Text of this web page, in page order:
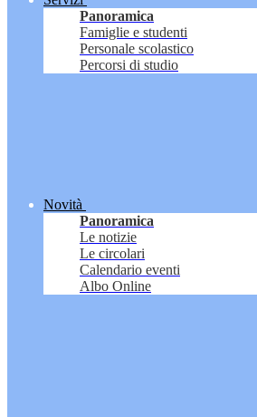
Panoramica
Famiglie e studenti
Personale scolastico
Percorsi di studio
Novità
Panoramica
Le notizie
Le circolari
Calendario eventi
Albo Online